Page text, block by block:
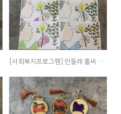
[사회복지프로그램] 민들레 홀씨 색칠하기